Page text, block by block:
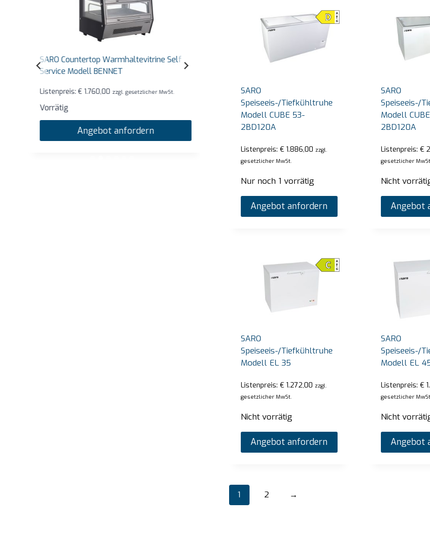
SARO
Speiseeis-/Tiefkühltruhe
Modell CUBE 53-
2BD120A
Listenpreis:€ 1.886,00 zzgl.
gesetzlicher MwSt.
Nur noch 1 vorrätig
Angebot anfordern
SARO
Speiseeis-/
Modell
2BD120A
Listenpreis: €
gesetzlicher
Nicht
Angebot
SARO
Speiseeis-/Tiefkühltruhe
Modell EL 35
Listenpreis:€ 1.272,00 zzgl.
gesetzlicher MwSt.
Nicht vorrätig
Angebot anfordern
SARO
Speiseeis-/
Modell EL
Listenpreis: €
gesetzlicher
Nicht
Angebot
1 2 →
SARO Countertop Warmhaltevitrine Self
Service Modell BENNET
Listenpreis:€1.760,00 zzgl. gesetzlicher MwSt.
Vorrätig
Angebot anfordern
SARO Bain-Marie-Trolley Modell BT-3
Vorrätig
Angebot anfordern